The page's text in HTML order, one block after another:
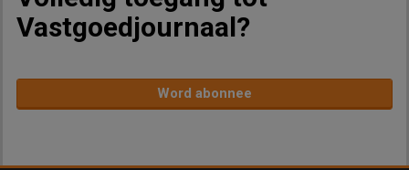
Vastgoedjournaal?
Word abonnee